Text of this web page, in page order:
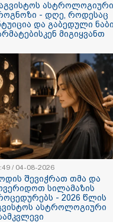
ზღვამ კიდევ
გამორიყა,
რა
8
როდის
ასტროლოგიური
- დღე, როდესაც
და გაბედული
მიგიყვანთ
/ 04-08-2026
შევიჭრათ თმა და
სილამაზის
- 2026 წლის
ასტროლოგიური